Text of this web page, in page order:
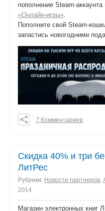
пополнение Steam-
«Онлайн-игры»
Пополните свой Steam-
запастись новогодними
0
7 Комментариев
Скидка 40% и три
ЛитРес
Рубрики: Новости партнеров,
2014
Магазин электронных книг